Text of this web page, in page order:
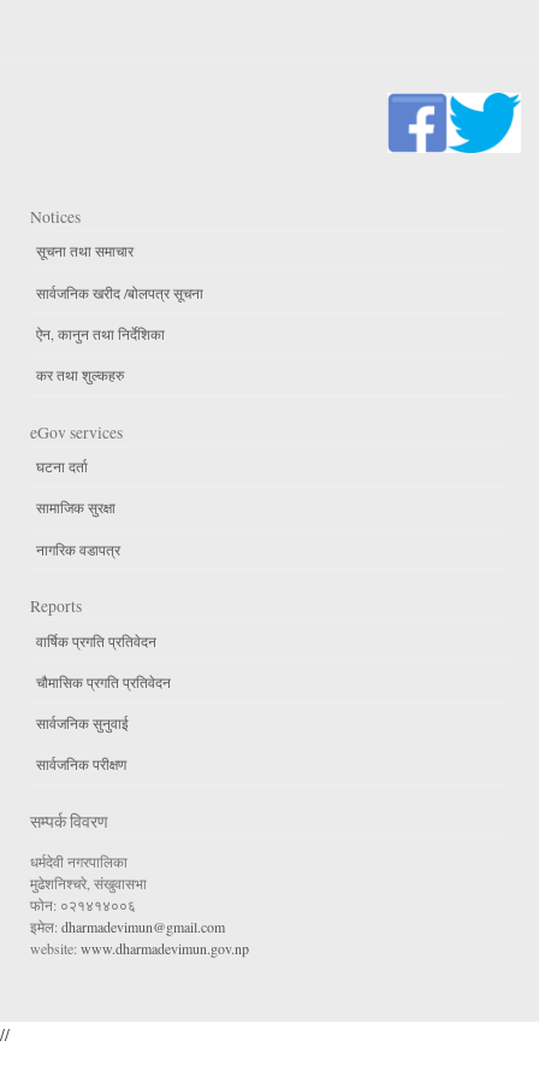
Notices
सूचना तथा समाचार
सार्वजनिक खरीद /बोलपत्र सूचना
ऐन, कानुन तथा निर्देशिका
कर तथा शुल्कहरु
eGov services
घटना दर्ता
सामाजिक सुरक्षा
नागरिक वडापत्र
Reports
वार्षिक प्रगति प्रतिवेदन
चौमासिक प्रगति प्रतिवेदन
सार्वजनिक सुनुवाई
सार्वजनिक परीक्षण
सम्पर्क विवरण
धर्मदेवी नगरपालिका
मुढेशनिश्चरे, संखुवासभा
फोन: ०२१४१४००६
इमेल: dharmadevimun@gmail.com
website: www.dharmadevimun.gov.np
//